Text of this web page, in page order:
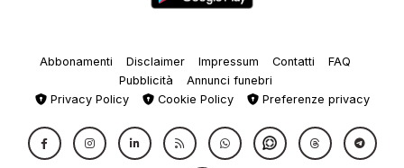
Abbonamenti Disclaimer Impressum Contatti
FAQ
Pubblicità
Annunci funebri
Privacy Policy
Cookie Policy Preferenze privacy